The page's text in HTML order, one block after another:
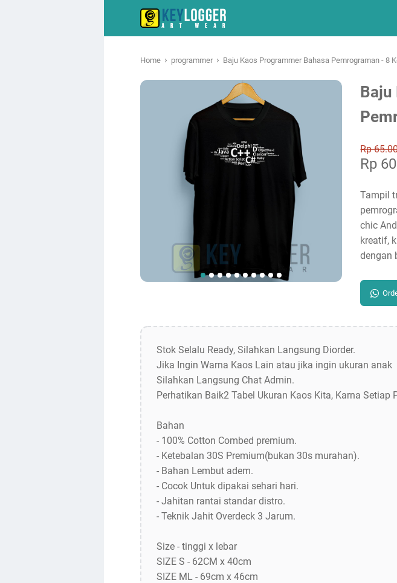
Home › programmer › Baju Kaos Programmer Bahasa Pemrograman - 8
Baju
Rp
Rp
Tampil
chic
kreatif,
dengan
Stok Selalu Ready, Silahkan Langsung Diorder.
Jika Ingin Warna Kaos Lain atau jika ingin ukuran anak
Silahkan Langsung Chat Admin.
Perhatikan Baik2 Tabel Ukuran Kaos Kita, Karna Setiap
Bahan
- 100% Cotton Combed premium.
- Ketebalan 30S Premium(bukan 30s murahan).
- Bahan Lembut adem.
- Cocok Untuk dipakai sehari hari.
- Jahitan rantai standar distro.
- Teknik Jahit Overdeck 3 Jarum.
Size - tinggi x lebar
SIZE S - 62CM x 40cm
SIZE ML - 69cm x 46cm